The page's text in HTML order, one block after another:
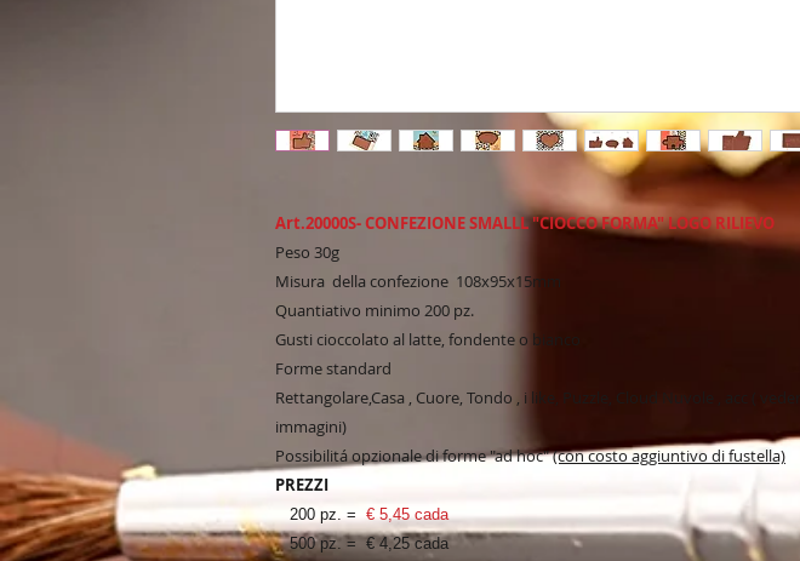
Art.20000S- CONFEZIONE SMALLL "CIOCCO FORMA" LOGO RILIEVO
Peso 30g
Misura della confezione 108x95x15mm
Quantiativo minimo 200 pz.
Gusti cioccolato al latte, fondente o bianco
Forme standard
Rettangolare,Casa , Cuore, Tondo , i like, Puzzle, Cloud Nuvole , acc ( vedere
immagini)
Possibilitá opzionale di forme "ad hoc"(con costo aggiuntivo di fustella)
PREZZI
200 pz. = € 5,45 cada
500 pz. = € 4,25 cada